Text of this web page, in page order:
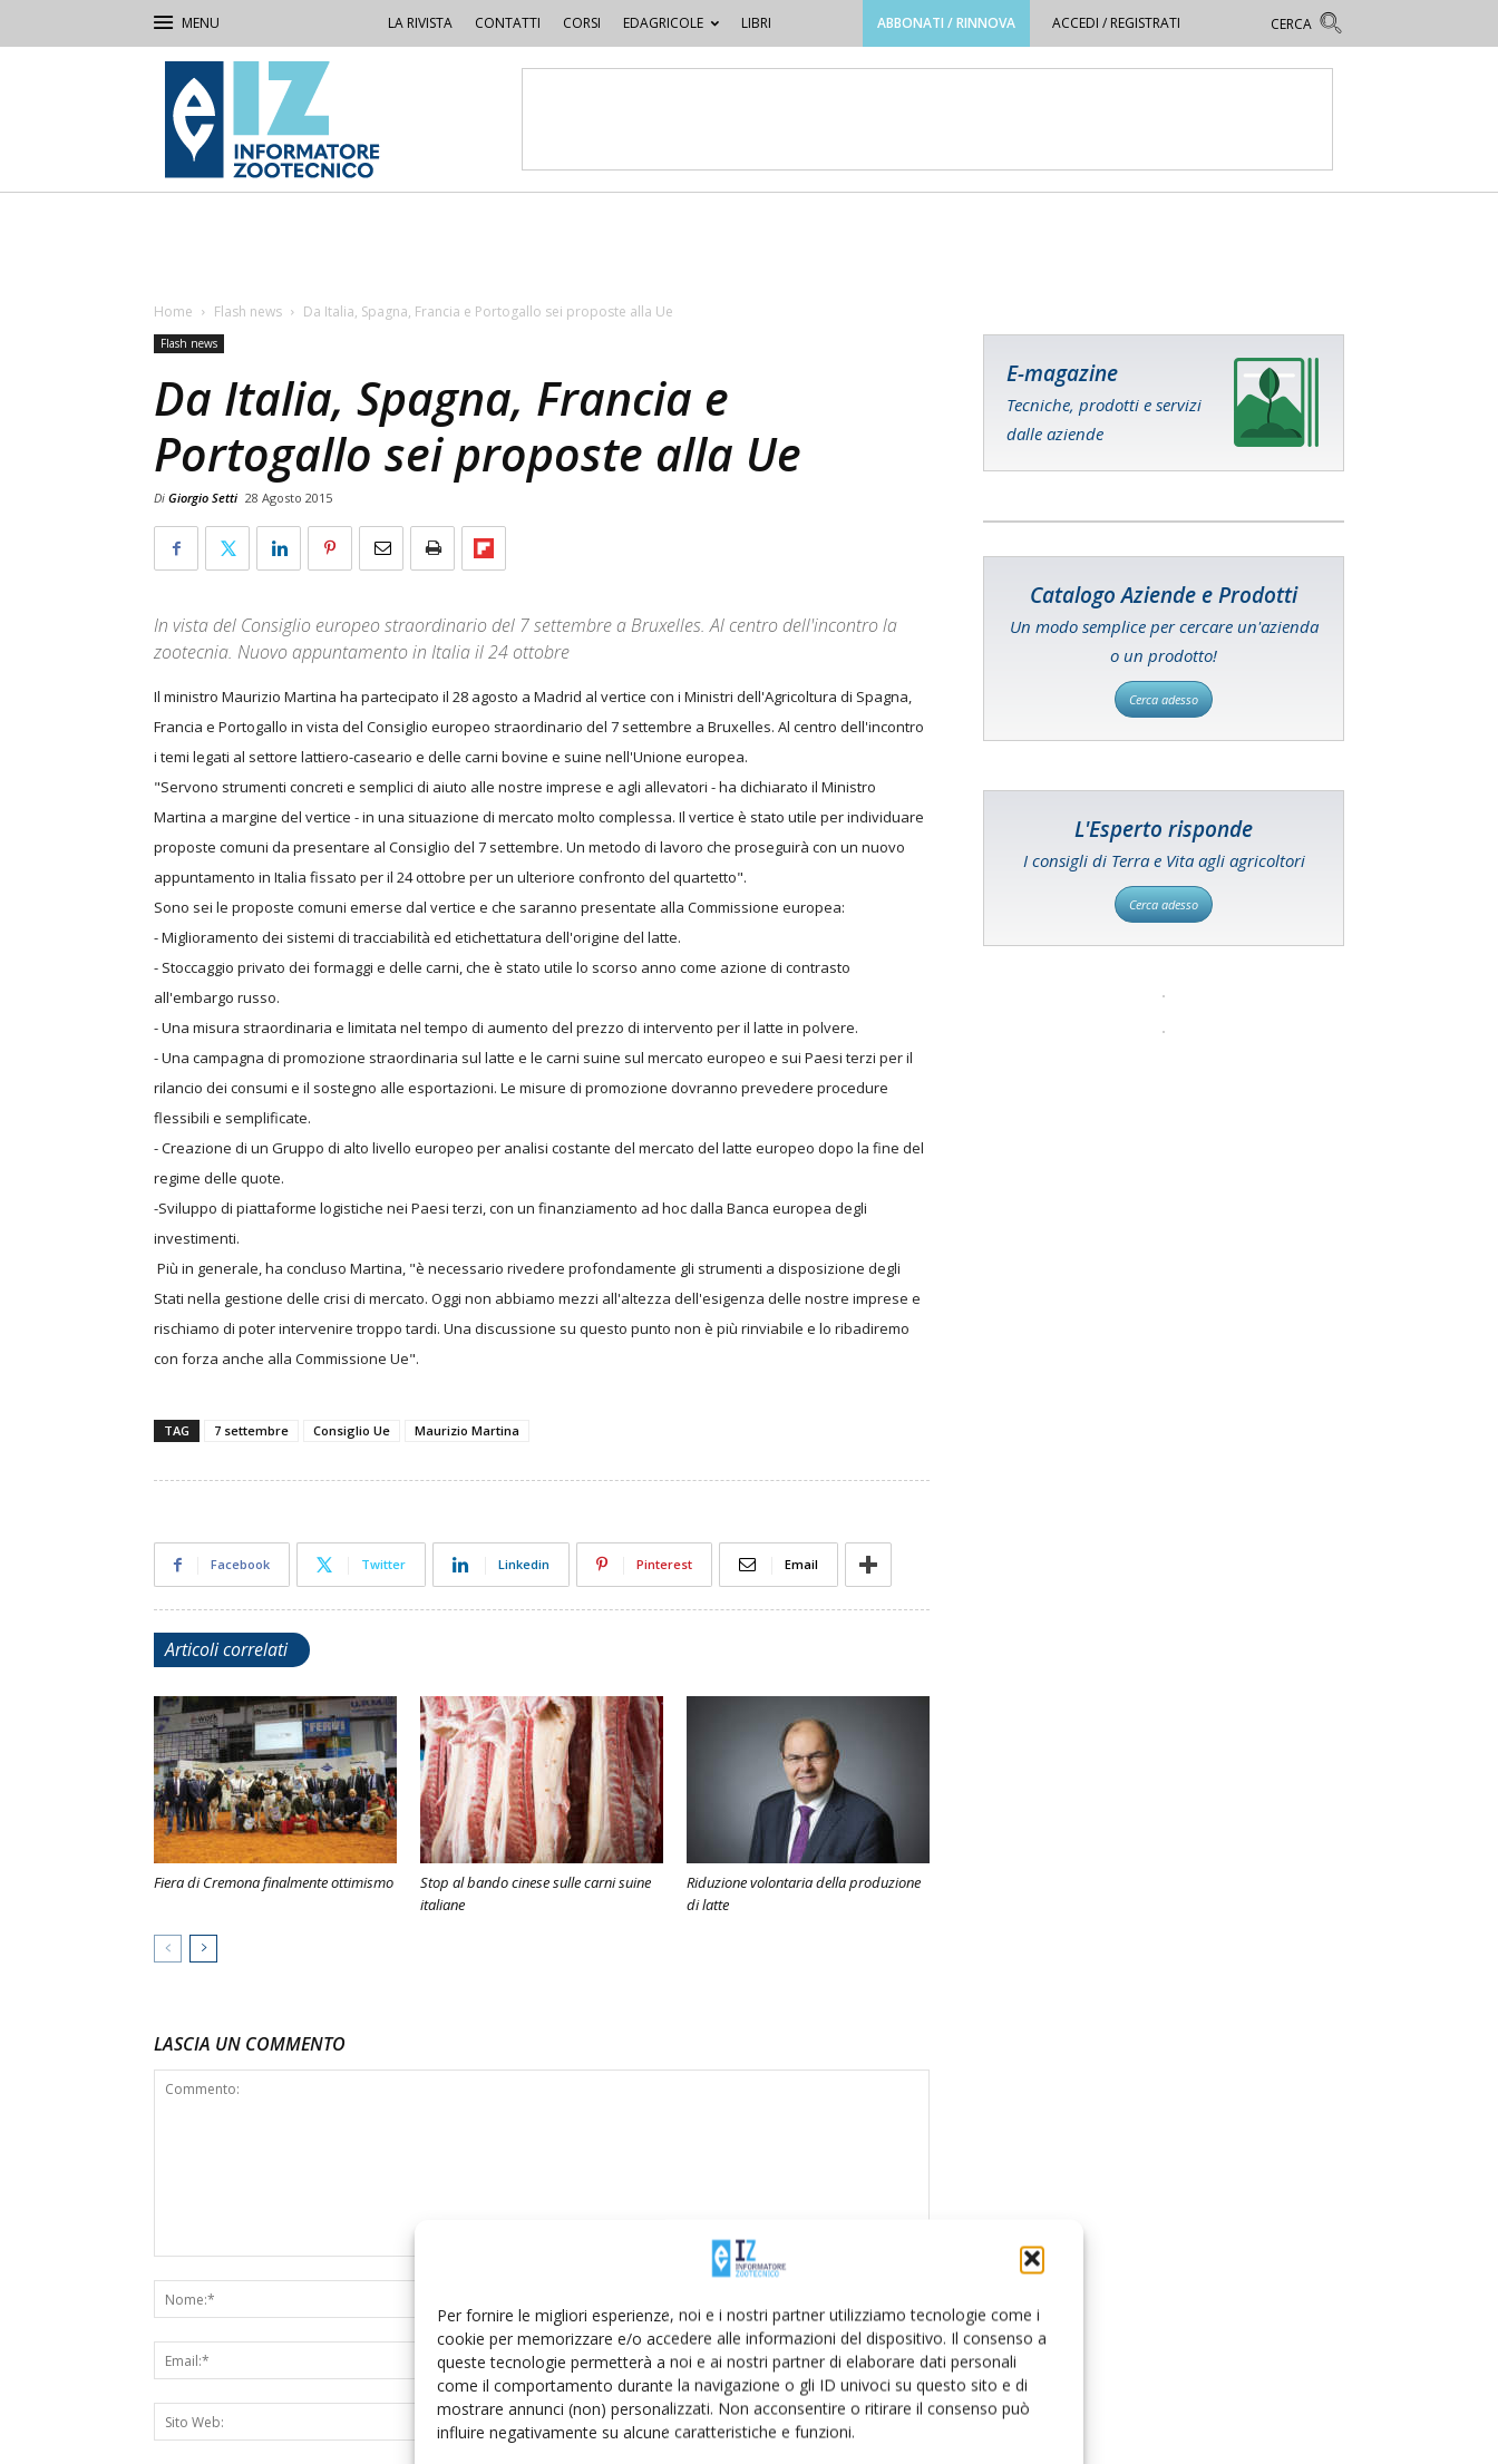
Per fornire le migliori esperienze, noi e i nostri partner utilizziamo tecnologie come i
cookie per memorizzare e/o accedere alle informazioni del dispositivo. Il consenso a
queste tecnologie permetterà a noi e ai nostri partner di elaborare dati personali
come il comportamento durante la navigazione o gli ID univoci su questo sito e di
mostrare annunci (non) personalizzati. Non acconsentire o ritirare il consenso può
influire negativamente su alcune caratteristiche e funzioni.
LA RIVISTA CONTATTI CORSI EDAGRICOLE LIBRI ABBONATI / RINNOVA ACCEDI / REGISTRATI
IZ
Informatore
Zootecnico
Home Flash news Da Italia, Spagna, Francia e Portogallo sei proposte alla Ue
Flash news
Da Italia, Spagna, Francia e
Portogallo sei proposte alla Ue
Di Giorgio Setti 28 Agosto 2015
In vista del Consiglio europeo straordinario del 7 settembre a Bruxelles. Al centro dell'incontro la
zootecnia. Nuovo appuntamento in Italia il 24 ottobre
Il ministro Maurizio Martina ha partecipato il 28 agosto a Madrid al vertice con i Ministri dell'Agricoltura di Spagna,
Francia e Portogallo in vista del Consiglio europeo straordinario del 7 settembre a Bruxelles. Al centro dell'incontro
i temi legati al settore lattiero-caseario e delle carni bovine e suine nell'Unione europea.
"Servono strumenti concreti e semplici di aiuto alle nostre imprese e agli allevatori - ha dichiarato il Ministro
Martina a margine del vertice - in una situazione di mercato molto complessa. Il vertice è stato utile per individuare
proposte comuni da presentare al Consiglio del 7 settembre. Un metodo di lavoro che proseguirà con un nuovo
appuntamento in Italia fissato per il 24 ottobre per un ulteriore confronto del quartetto".
Sono sei le proposte comuni emerse dal vertice e che saranno presentate alla Commissione europea:
- Miglioramento dei sistemi di tracciabilità ed etichettatura dell'origine del latte.
- Stoccaggio privato dei formaggi e delle carni, che è stato utile lo scorso anno come azione di contrasto
all'embargo russo.
- Una misura straordinaria e limitata nel tempo di aumento del prezzo di intervento per il latte in polvere.
- Una campagna di promozione straordinaria sul latte e le carni suine sul mercato europeo e sui Paesi terzi per il
rilancio dei consumi e il sostegno alle esportazioni. Le misure di promozione dovranno prevedere procedure
flessibili e semplificate.
- Creazione di un Gruppo di alto livello europeo per analisi costante del mercato del latte europeo dopo la fine del
regime delle quote.
-Sviluppo di piattaforme logistiche nei Paesi terzi, con un finanziamento ad hoc dalla Banca europea degli
investimenti.
Più in generale, ha concluso Martina, "è necessario rivedere profondamente gli strumenti a disposizione degli
Stati nella gestione delle crisi di mercato. Oggi non abbiamo mezzi all'altezza dell'esigenza delle nostre imprese e
rischiamo di poter intervenire troppo tardi. Una discussione su questo punto non è più rinviabile e lo ribadiremo
con forza anche alla Commissione Ue".
TAG 7 settembre Consiglio Ue Maurizio Martina
Facebook Twitter Linkedin Pinterest Email
Articoli correlati
Fiera di Cremona finalmente ottimismo
Stop al bando cinese sulle carni suine
italiane
Riduzione volontaria della produzione
di latte
LASCIA UN COMMENTO
E-magazine
Tecniche, prodotti e servizi
dalle aziende
Catalogo Aziende e Prodotti
Un modo semplice per cercare un'azienda
o un prodotto!
Cerca adesso
L'Esperto risponde
I consigli di Terra e Vita agli agricoltori
Cerca adesso